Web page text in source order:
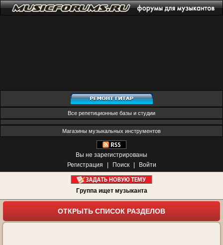
Все репетиционные базы и студии
Магазины музыкальных инструментов
Вы не зарегистрированы
Регистрация
Поиск Войти
Группа ищет музыканта
ОТКРЫТЬ СПИСОК РАЗДЕЛОВ